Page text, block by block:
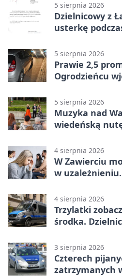
5 sierpnia 2026
Dzielnicowy z
usterkę
5 sierpnia 2026
Prawie 2,5
Ogrodzieńcu
5 sierpnia 2026
Muzyka nad
wiedeńską
4 sierpnia 2026
W Zawierciu
w
4 sierpnia 2026
Trzylatki
środka.
3 sierpnia 2026
Czterech
zatrzymanych